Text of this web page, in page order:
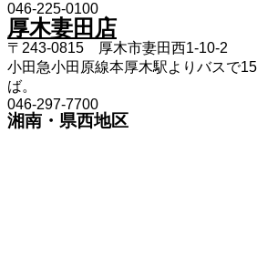
046-225-0100
厚木妻田店
〒243-0815 厚木市妻田西1-10-2
小田急小田原線本厚木駅よりバスで
ば。
046-297-7700
湘南・県西地区